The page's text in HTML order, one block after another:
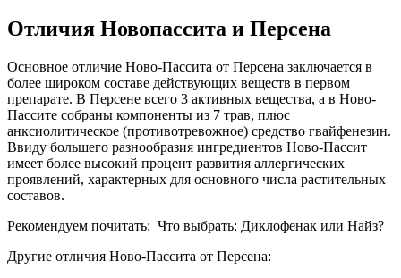
Отличия Новопассита и Персена
Основное отличие Ново-Пассита от Персена заключается в
более широком составе действующих веществ в первом
препарате. В Персене всего 3 активных вещества, а в Ново-
Пассите собраны компоненты из 7 трав, плюс
анксиолитическое (противотревожное) средство гвайфенезин.
Ввиду большего разнообразия ингредиентов Ново-Пассит
имеет более высокий процент развития аллергических
проявлений, характерных для основного числа растительных
составов.
Рекомендуем почитать: Что выбрать: Диклофенак или Найз?
Другие отличия Ново-Пассита от Персена: